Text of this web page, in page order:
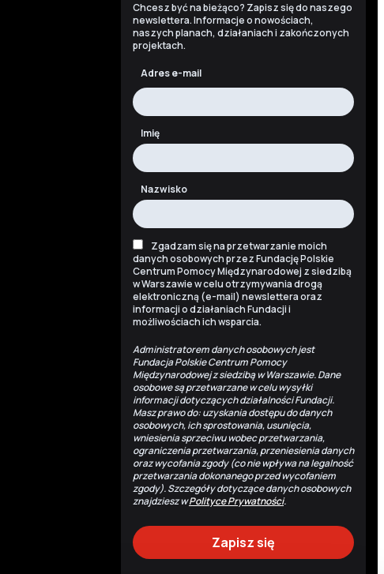
Chcesz być na bieżąco? Zapisz się do naszego
newslettera. Informacje o nowościach,
naszych planach, działaniach i zakończonych
projektach.
Adres e-mail
Imię
Nazwisko
Zgadzam się na przetwarzanie moich
danych osobowych przez Fundację Polskie
Centrum Pomocy Międzynarodowej z siedzibą
w Warszawie w celu otrzymywania drogą
elektroniczną (e-mail) newslettera oraz
informacji o działaniach Fundacji i
możliwościach ich wsparcia.
Administratorem danych osobowych jest
Fundacja Polskie Centrum Pomocy
Międzynarodowej z siedzibą w Warszawie. Dane
osobowe są przetwarzane w celu wysyłki
informacji dotyczących działalności Fundacji.
Masz prawo do: uzyskania dostępu do danych
osobowych, ich sprostowania, usunięcia,
wniesienia sprzeciwu wobec przetwarzania,
ograniczenia przetwarzania, przeniesienia danych
oraz wycofania zgody (co nie wpływa na legalność
przetwarzania dokonanego przed wycofaniem
zgody). Szczegóły dotyczące danych osobowych
znajdziesz wPolityce Prywatności.